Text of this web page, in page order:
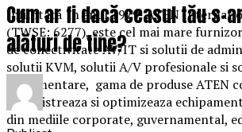
Infiintata in anul 1979, ATEN
(TWSE: 6277), este cel mai mare
de conectivitate AV/IT si solutii de
solutii KVM, solutii A/V profesionale si
de alimentare, gama de produse ATEN
administreaza si optimizeaza
din mediile corporate, guvernamental,
Cum ar fi dacă ceasul tău s-
alături de tine?